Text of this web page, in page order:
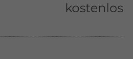
kostenlos